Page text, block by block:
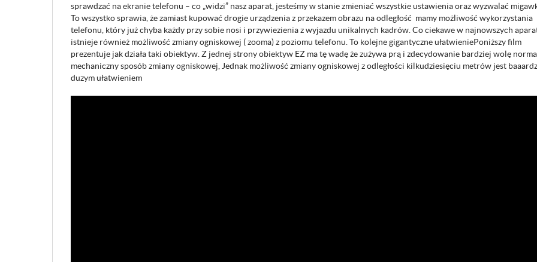
sprawdzać na ekranie telefonu – co „widzi” nasz aparat, jesteśmy w stanie zmieniać wszystkie ustawienia oraz wyzwalać
To wszystko sprawia, że zamiast kupować drogie urządzenia z przekazem obrazu na odległość mamy możliwość wykorzystania
telefonu, który już chyba każdy przy sobie nosi i przywiezienia z wyjazdu unikalnych kadrów. Co ciekawe w najnowszych
istnieje również możliwość zmiany ogniskowej ( zooma) z poziomu telefonu. To kolejne gigantyczne ułatwieniePoniższy film
prezentuje jak działa taki obiektyw. Z jednej strony obiektyw EZ ma tę wadę że zużywa prą i zdecydowanie bardziej wolę
mechaniczny sposób zmiany ogniskowej, Jednak możliwość zmiany ogniskowej z odległości kilkudziesięciu metrów jest
duzym ułatwieniem